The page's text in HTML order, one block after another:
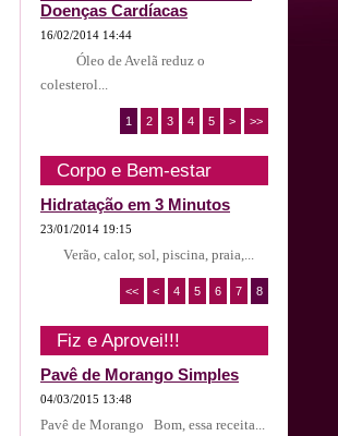
Doenças Cardíacas
16/02/2014 14:44
Óleo de Avelã reduz o
colesterol...
1 2 3 4 5 > >>
Corpo e Bem-estar
Hidratação em 3 Minutos
23/01/2014 19:15
Verão, calor, sol, piscina, praia,...
<< < 4 5 6 7 8
Fiz e Aprovei!!!
Pavê de Morango Simples
04/03/2015 13:48
Pavê de Morango Bom, essa receita...